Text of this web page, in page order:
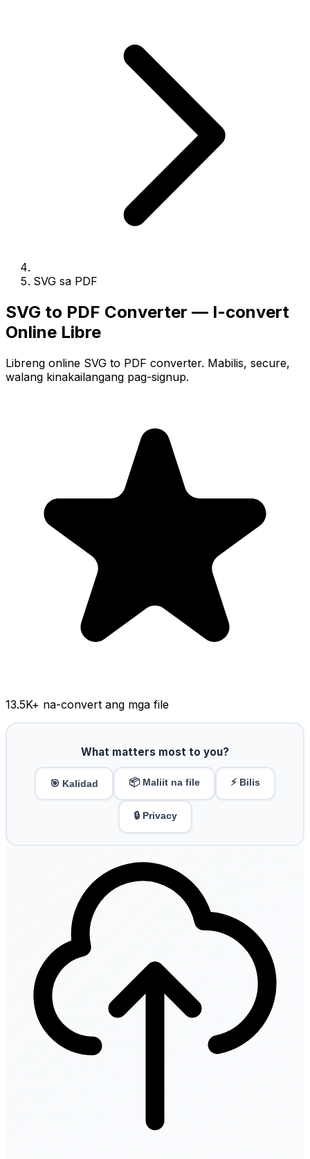
SVG sa PDF
SVG to PDF Converter — I-convert
Online Libre
Libreng online SVG to PDF converter. Mabilis, secure,
walang kinakailangang pag-signup.
13.5K+ na-convert ang mga file
What matters most to you?
🎯 Kalidad 📦 Maliit na file ⚡ Bilis
🔒 Privacy